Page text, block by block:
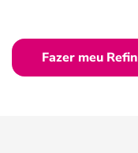
Fazer meu Refin